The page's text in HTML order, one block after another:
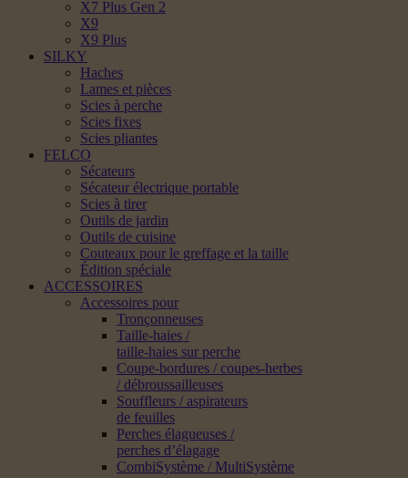
X7 Plus Gen 2
X9
X9 Plus
SILKY
Haches
Lames et pièces
Scies à perche
Scies fixes
Scies pliantes
FELCO
Sécateurs
Sécateur électrique portable
Scies à tirer
Outils de jardin
Outils de cuisine
Couteaux pour le greffage et la taille
Édition spéciale
ACCESSOIRES
Accessoires pour
Tronçonneuses
Taille-haies /
taille-haies sur perche
Coupe-bordures / coupes-herbes
/ débroussailleuses
Souffleurs / aspirateurs
de feuilles
Perches élagueuses /
perches d’élagage
CombiSystème / MultiSystème